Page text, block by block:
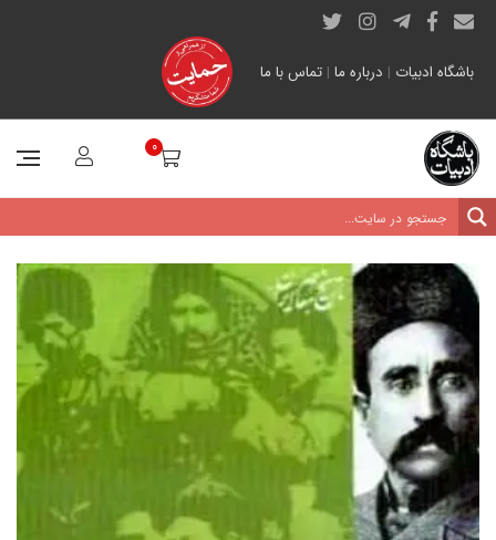
باشگاه ادبیات | درباره ما | تماس با ما
0